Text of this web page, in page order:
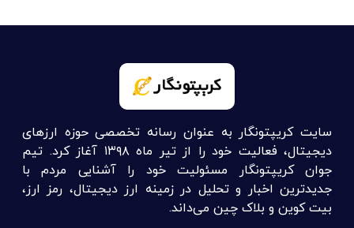
سایت کریپتونگار به عنوان رسانه تخصصی حوزه ارزهای
دیجیتال، فعالیت خود را از تیر ماه ۱۳۹۸ آغاز کرد. تیم
جوان کریپتونگار مسئولیت خود را آشنایی مردم با
جدیدترین اخبار و تحلیل در زمینه ارز دیجیتال، رمز ارز،
بیت کوین و بلاک چین می‌داند.